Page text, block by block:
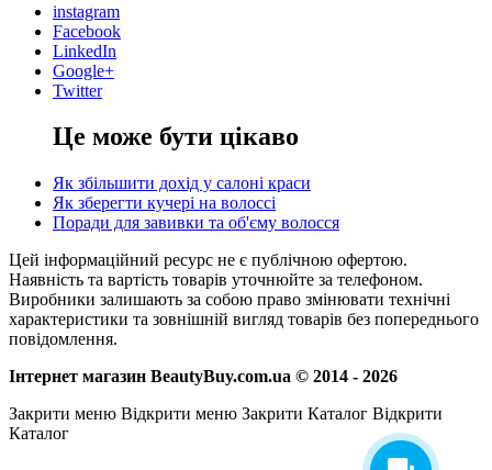
instagram
Facebook
LinkedIn
Google+
Twitter
Це може бути цікаво
Як збільшити дохід у салоні краси
Як зберегти кучері на волоссі
Поради для завивки та об'єму волосся
Цей інформаційний ресурс не є публічною офертою.
Наявність та вартість товарів уточнюйте за телефоном.
Виробники залишають за собою право змінювати технічні
характеристики та зовнішній вигляд товарів без попереднього
повідомлення.
Інтернет магазин BeautyBuy.com.ua © 2014 - 2026
Закрити меню Відкрити меню Закрити Каталог Відкрити
Каталог